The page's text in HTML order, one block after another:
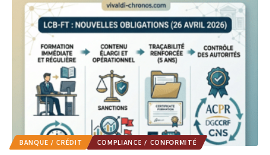
BANQUE / CRÉDIT COMPLIANCE / CONFORMITÉ